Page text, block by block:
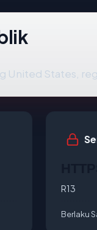
United States,
R13
Berlaku